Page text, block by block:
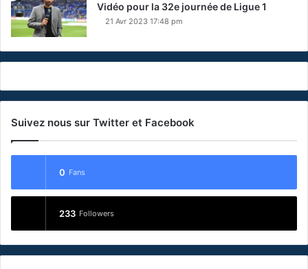
Vidéo pour la 32e journée de Ligue 1
21 Avr 2023 17:48 pm
Suivez nous sur Twitter et Facebook
0 Fans
233 Followers